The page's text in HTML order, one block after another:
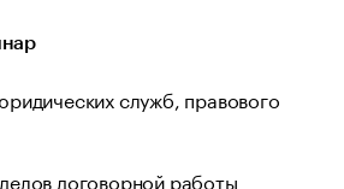
служб, правового
договорной работы